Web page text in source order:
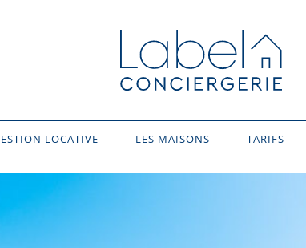
LOCATIVE LES MAISONS TARIFS